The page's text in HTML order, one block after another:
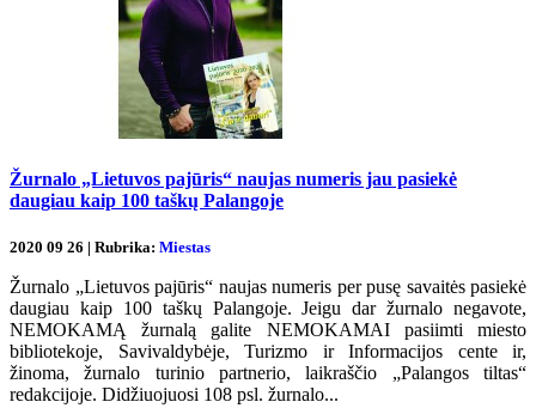
Žurnalo „Lietuvos pajūris“ naujas numeris jau pasiekė
daugiau kaip 100 taškų Palangoje
2020 09 26 | Rubrika: Miestas
Žurnalo „Lietuvos pajūris“ naujas numeris per pusę savaitės pasiekė
daugiau kaip 100 taškų Palangoje. Jeigu dar žurnalo negavote,
NEMOKAMĄ žurnalą galite NEMOKAMAI pasiimti miesto
bibliotekoje, Savivaldybėje, Turizmo ir Informacijos cente ir,
žinoma, žurnalo turinio partnerio, laikraščio „Palangos tiltas“
redakcijoje. Didžiuojuosi 108 psl. žurnalo...